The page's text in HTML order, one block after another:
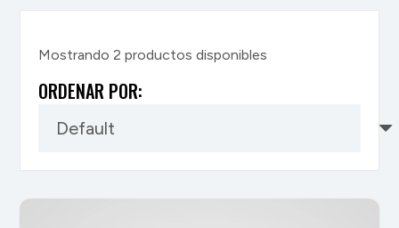
Mostrando2 productos disponibles
ORDENAR POR: